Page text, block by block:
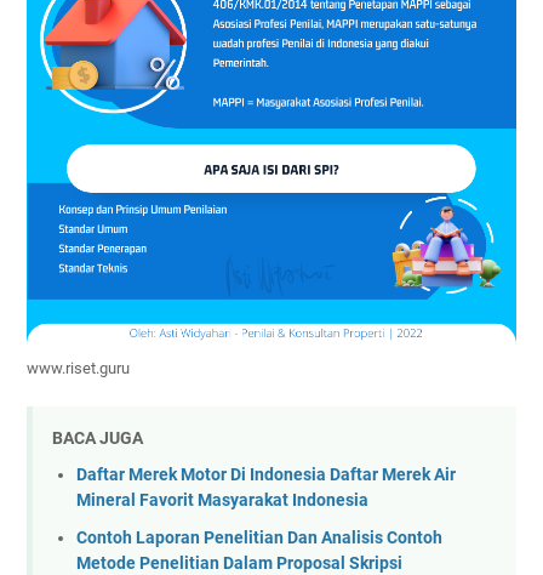
www.riset.guru
BACA JUGA
Daftar Merek Motor Di Indonesia Daftar Merek Air
Mineral Favorit Masyarakat Indonesia
Contoh Laporan Penelitian Dan Analisis Contoh
Metode Penelitian Dalam Proposal Skripsi